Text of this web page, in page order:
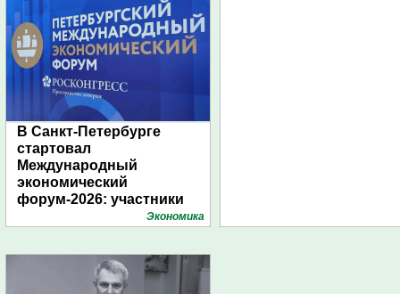
В Санкт-Петербурге
стартовал
Международный
экономический
форум-2026: участники
подготовили креативные
Экономика